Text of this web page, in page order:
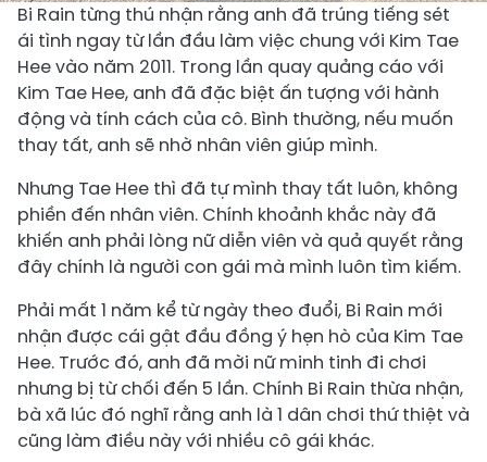
Bi Rain từng thú nhận rằng anh đã trúng tiếng sét
ái tình ngay từ lần đầu làm việc chung với Kim Tae
Hee vào năm 2011. Trong lần quay quảng cáo với
Kim Tae Hee, anh đã đặc biệt ấn tượng với hành
động và tính cách của cô. Bình thường, nếu muốn
thay tất, anh sẽ nhờ nhân viên giúp mình.
Nhưng Tae Hee thì đã tự mình thay tất luôn, không
phiền đến nhân viên. Chính khoảnh khắc này đã
khiến anh phải lòng nữ diễn viên và quả quyết rằng
đây chính là người con gái mà mình luôn tìm kiếm.
Phải mất 1 năm kể từ ngày theo đuổi, Bi Rain mới
nhận được cái gật đầu đồng ý hẹn hò của Kim Tae
Hee. Trước đó, anh đã mời nữ minh tinh đi chơi
nhưng bị từ chối đến 5 lần. Chính Bi Rain thừa nhận,
bà xã lúc đó nghĩ rằng anh là 1 dân chơi thứ thiệt và
cũng làm điều này với nhiều cô gái khác.